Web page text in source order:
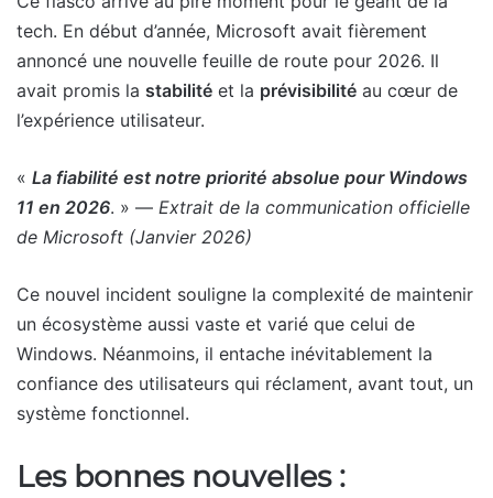
tech. En début d’année, Microsoft avait fièrement
annoncé une nouvelle feuille de route pour 2026. Il
avait promis la stabilité et la prévisibilité au cœur de
l’expérience utilisateur.
« La fiabilité est notre priorité absolue pour Windows
11 en 2026. » — Extrait de la communication officielle
de Microsoft (Janvier 2026)
Ce nouvel incident souligne la complexité de maintenir
un écosystème aussi vaste et varié que celui de
Windows. Néanmoins, il entache inévitablement la
confiance des utilisateurs qui réclament, avant tout, un
système fonctionnel.
Les bonnes nouvelles :